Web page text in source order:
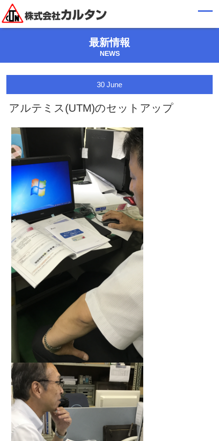
最新情報
NEWS
30 June
アルテミス(UTM)のセットアップ